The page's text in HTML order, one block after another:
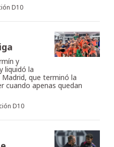
D10
y
liquidó la
Madrid, que terminó la
cuando apenas quedan
D10